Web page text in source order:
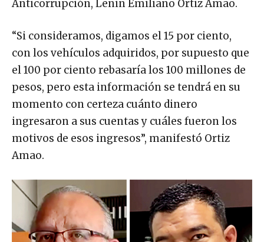
Anticorrupción, Lenin Emiliano Ortiz Amao.
“Si consideramos, digamos el 15 por ciento,
con los vehículos adquiridos, por supuesto que
el 100 por ciento rebasaría los 100 millones de
pesos, pero esta información se tendrá en su
momento con certeza cuánto dinero
ingresaron a sus cuentas y cuáles fueron los
motivos de esos ingresos”, manifestó Ortiz
Amao.